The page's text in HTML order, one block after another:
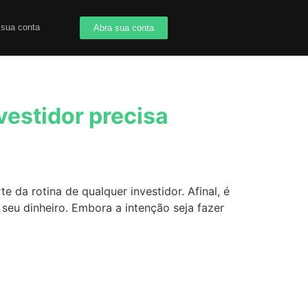
conta Abra sua conta
precisa
da rotina de qualquer investidor. Afinal, é
dinheiro. Embora a intenção seja fazer